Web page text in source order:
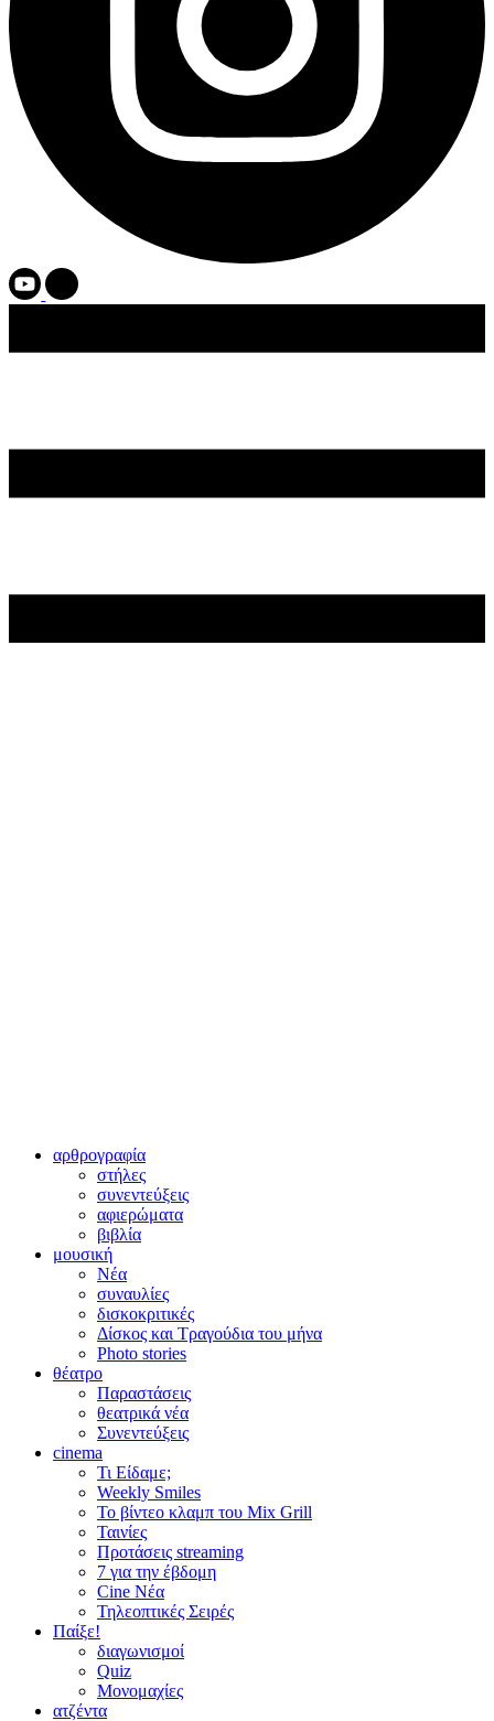
αρθρογραφία
στήλες
συνεντεύξεις
αφιερώματα
βιβλία
μουσική
Νέα
συναυλίες
δισκοκριτικές
Δίσκος και Τραγούδια του μήνα
Photo stories
θέατρο
Παραστάσεις
θεατρικά νέα
Συνεντεύξεις
cinema
Τι Είδαμε;
Weekly Smiles
Το βίντεο κλαμπ του Mix Grill
Ταινίες
Προτάσεις streaming
7 για την έβδομη
Cine Νέα
Τηλεοπτικές Σειρές
Παίξε!
διαγωνισμοί
Quiz
Μονομαχίες
ατζέντα